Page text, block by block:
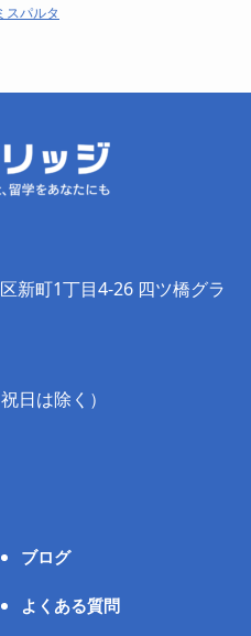
スパルタ
新町1丁目4-26 四ツ橋グラ
日は除く）
ブログ
よくある質問